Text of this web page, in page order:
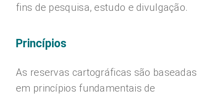
fins de pesquisa, estudo e divulgação.
Princípios
As reservas cartográficas são baseadas
em princípios fundamentais de